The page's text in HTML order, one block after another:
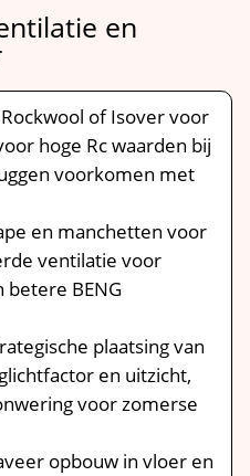
en
of Isover voor
hoge Rc waarden bij
voorkomen met
en manchetten voor
ventilatie voor
betere BENG
plaatsing van
en uitzicht,
voor zomerse
opbouw in vloer en